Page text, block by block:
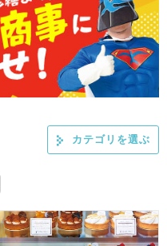
カテゴリを選ぶ